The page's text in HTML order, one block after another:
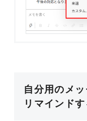
自分用のメ
リマインド